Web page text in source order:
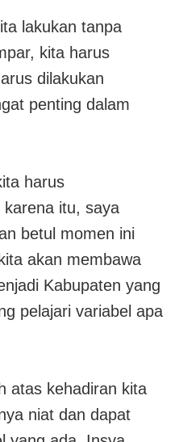
lakukan tanpa
kita harus
dilakukan
penting dalam
harus
karena itu, saya
betul momen ini
akan membawa
Kabupaten yang
pelajari variabel apa
atas kehadiran kita
niat dan dapat